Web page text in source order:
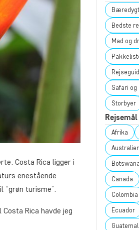
Costa Rica ligger i
enestående
turisme”.
Rica havde jeg
Bedste
Mad og
Safari og
Storbyer
Rejsemål
Afrika
Australien
Botswana
Canada
Colombia
Ecuador